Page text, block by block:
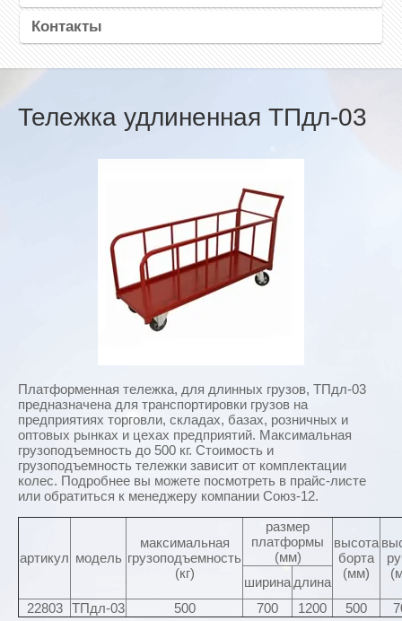
Контакты
Тележка удлиненная ТПдл-03
Платформенная тележка, для длинных грузов, ТПдл-03
предназначена для транспортировки грузов на
предприятиях торговли, складах, базах, розничных и
оптовых рынках и цехах предприятий. Максимальная
грузоподъемность до 500 кг. Стоимость и
грузоподъемность тележки зависит от комплектации
колес. Подробнее вы можете посмотреть в прайс-листе
или обратиться к менеджеру компании Союз-12.
артикул модель
максимальная
грузоподъемность
(кг)
размер
платформы
(мм)
высота
борта
(мм)
ширина длина
22803
ТПдл-03 500 700 1200 500